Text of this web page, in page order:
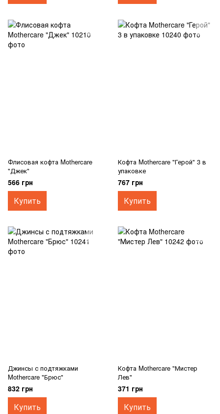
Флисовая кофта Mothercare
"Джек"
566 грн
Купить
Кофта Mothercare "Герой" 3 в
упаковке
767 грн
Купить
Джинсы с подтяжками
Mothercare "Брюс"
832 грн
Купить
Кофта Mothercare "Мистер
Лев"
371 грн
Купить